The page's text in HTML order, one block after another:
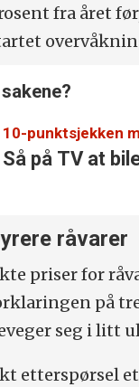
fra året
Så på TV at
råvarer
priser for
på
seg i litt
etterspørsel